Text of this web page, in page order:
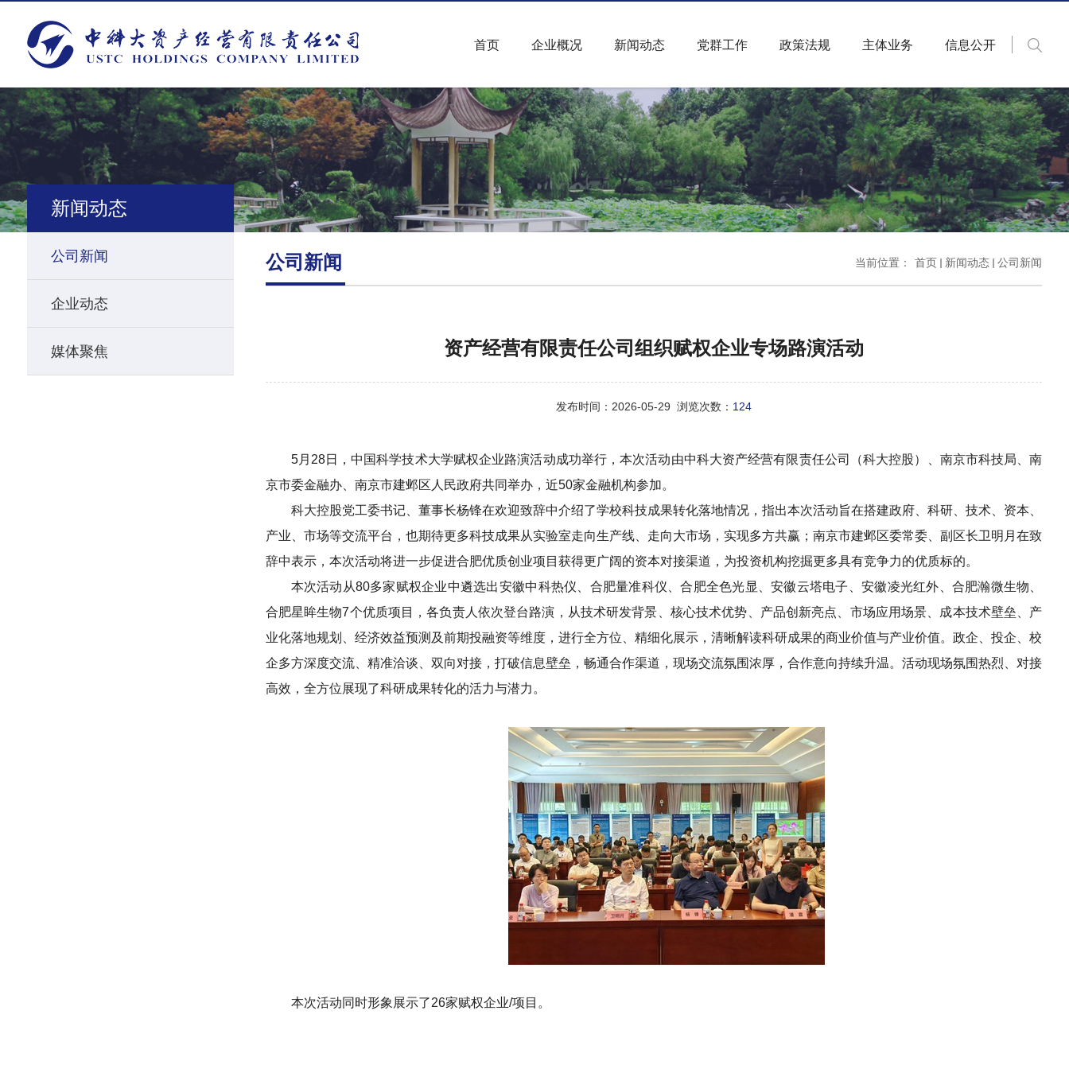
首页 企业概况 新闻动态 党群工作 政策法规 主体业务 信息公开
新闻动态
公司新闻
企业动态
媒体聚焦
公司新闻 当前位置： 首页 新闻动态 公司新闻
资产经营有限责任公司组织赋权企业专场路演活动
发布时间：2026-05-29 浏览次数： 124
5月28日，中国科学技术大学赋权企业路演活动成功举行，本次活动由中科大资产经营有限责任公司（科大控股）、南京市科技局、南
京市委金融办、南京市建邺区人民政府共同举办，近50家金融机构参加。
科大控股党工委书记、董事长杨锋在欢迎致辞中介绍了学校科技成果转化落地情况，指出本次活动旨在搭建政府、科研、技术、资本、
产业、市场等交流平台，也期待更多科技成果从实验室走向生产线、走向大市场，实现多方共赢；南京市建邺区委常委、副区长卫明月在致
辞中表示，本次活动将进一步促进合肥优质创业项目获得更广阔的资本对接渠道，为投资机构挖掘更多具有竞争力的优质标的。
本次活动从80多家赋权企业中遴选出安徽中科热仪、合肥量准科仪、合肥全色光显、安徽云塔电子、安徽凌光红外、合肥瀚微生物、
合肥星眸生物7个优质项目，各负责人依次登台路演，从技术研发背景、核心技术优势、产品创新亮点、市场应用场景、成本技术壁垒、产
业化落地规划、经济效益预测及前期投融资等维度，进行全方位、精细化展示，清晰解读科研成果的商业价值与产业价值。政企、投企、校
企多方深度交流、精准洽谈、双向对接，打破信息壁垒，畅通合作渠道，现场交流氛围浓厚，合作意向持续升温。活动现场氛围热烈、对接
高效，全方位展现了科研成果转化的活力与潜力。
本次活动同时形象展示了26家赋权企业/项目。